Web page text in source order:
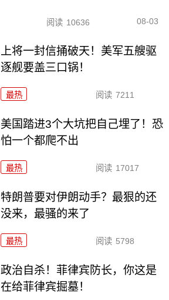
阅读 10636 08-03
上将一封信捅破天！美军五艘驱
逐舰要盖三口锅！
最热 阅读 7211
美国踏进3个大坑把自己埋了！恐
怕一个都爬不出
最热 阅读 17017
特朗普要对伊朗动手？最狠的还
没来，最骚的来了
最热 阅读 5798
政治自杀！菲律宾防长，你这是
在给菲律宾掘墓！